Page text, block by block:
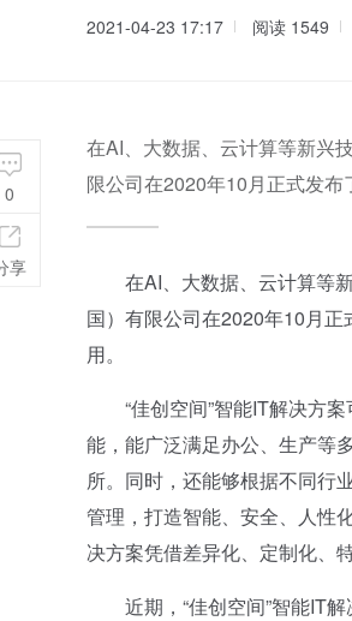
2021-04-23 17:17 阅读 1549
在AI、大数据、云计算等新兴
限公司在2020年10月正式发布
在AI、大数据、云计算等新
国）有限公司在2020年10月
用。
“佳创空间”智能IT解决方案
能，能广泛满足办公、生产等
所。同时，还能够根据不同行
管理，打造智能、安全、人性
决方案凭借差异化、定制化、
近期，“佳创空间”智能IT解
0
享